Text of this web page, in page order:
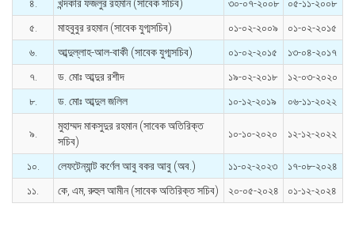
৪.
খন্দকার ফজলুর রহমান (সাবেক সচিব) ৩০-০৭-২০০৮
০৫-১১-২০০৮
৫.
মাহবুবুর রহমান (সাবেক যুগ্মসচিব) ০১-০২-২০০৯
০১-০২-২০১৫
৬.
আব্দুল্লাহ-আল-বাকী (সাবেক যুগ্মসচিব) ০১-০২-২০১৫
১৩-০৪-২০১৭
৭.
ড. মোঃ আব্দুর রশীদ ১৯-০২-২০১৮
১২-০৩-২০২০
৮.
ড. মোঃ আব্দুল জলিল ১০-১২-২০১৯ ০৬-১১-২০২২
৯.
মুহাম্মদ মাকসুদুর রহমান (সাবেক অতিরিক্ত
সচিব)
১০-১০-২০২০ ১২-১২-২০২২
১০. লেফটেন্যান্ট কর্ণেল আবু বকর আবু (অব.) ১১-০২-২০২৩
১৭-০৮-২০২৪
১১.
কে, এম, রুহুল আমীন (সাবেক অতিরিক্ত সচিব) ২০-০৫-২০২৪ ০১-১২-২০২৪